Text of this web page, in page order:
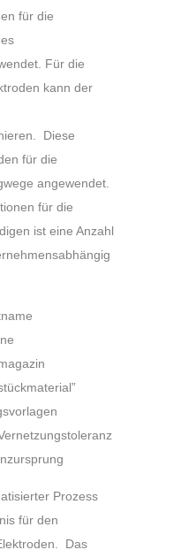
für die
Für die
kann der
Diese
für die
angewendet.
für die
ist eine Anzahl
Prozess
für den
Das